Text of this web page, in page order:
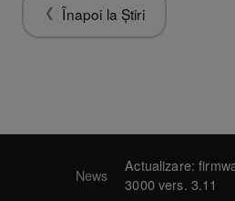
Înapoi la Știri
News
Actualizare:
3000 vers. 3.11